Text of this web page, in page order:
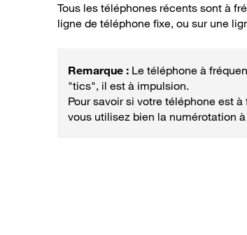
Tous les téléphones récents sont à
ligne de téléphone fixe, ou sur une
Le téléphone à
"tics", il est à impulsion.
Pour savoir si votre téléphone est
vous utilisez bien la numérotation